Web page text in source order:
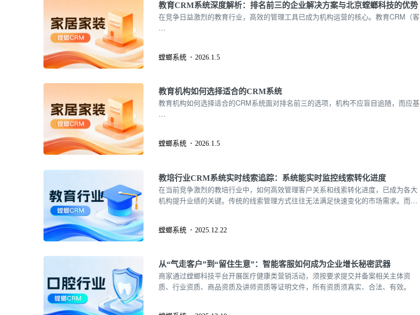
教育CRM系统深度解析：排名前三的企业解决方案与北京螳螂科技的优势
在竞争日益激烈的教育行业，高效的管理工具已成为机构运营的核心。教育CRM（客
…
螳螂系统 2026.1.5
教育机构如何选择适合的CRM系统
教育机构如何选择适合的CRM系统面对排名前三的选项，机构不应盲目追随，而应基
…
螳螂系统 2026.1.5
教培行业CRM系统实时线索追踪：系统能实时监控线索转化进度
在当前竞争激烈的教培行业中，如何高效管理客户关系和线索转化进度，已成为各大
机构提升业绩的关键。传统的线索管理方式往往无法满足快速变化的市场需求。而随
螳螂系统 2025.12.22
从“气走客户”到“留住生意”：智能客服如何成为企业增长秘密武器
商家通过螳螂科技平台开展医疗健康类营销活动，须按要求提交并备案相关主体资
质、行业资质、商品资质及讲师资质等证明文件，所有资质须真实、合法、有效。